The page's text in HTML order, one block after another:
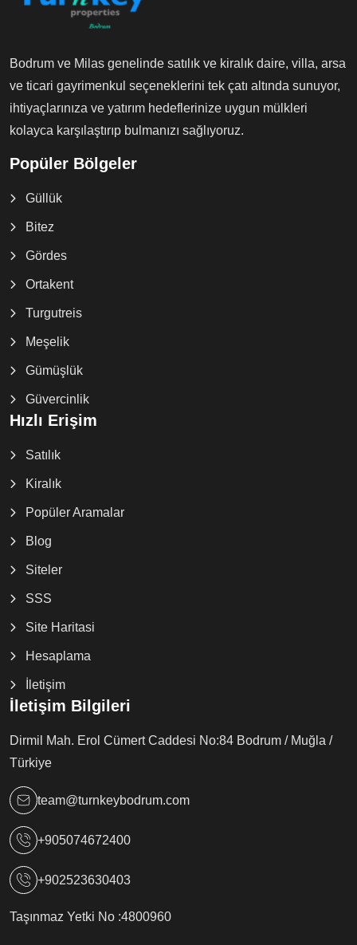
Bodrum ve Milas genelinde satılık ve kiralık daire, villa, arsa
ve ticari gayrimenkul seçeneklerini tek çatı altında sunuyor,
ihtiyaçlarınıza ve yatırım hedeflerinize uygun mülkleri
kolayca karşılaştırıp bulmanızı sağlıyoruz.
Popüler Bölgeler
Güllük
Bitez
Gördes
Ortakent
Turgutreis
Meşelik
Gümüşlük
Güvercinlik
Hızlı Erişim
Satılık
Kiralık
Popüler Aramalar
Blog
Siteler
SSS
Site Haritasi
Hesaplama
İletişim
İletişim Bilgileri
Dirmil Mah. Erol Cümert Caddesi No:84 Bodrum / Muğla /
Türkiye
team@turnkeybodrum.com
+905074672400
+902523630403
Taşınmaz Yetki No :4800960